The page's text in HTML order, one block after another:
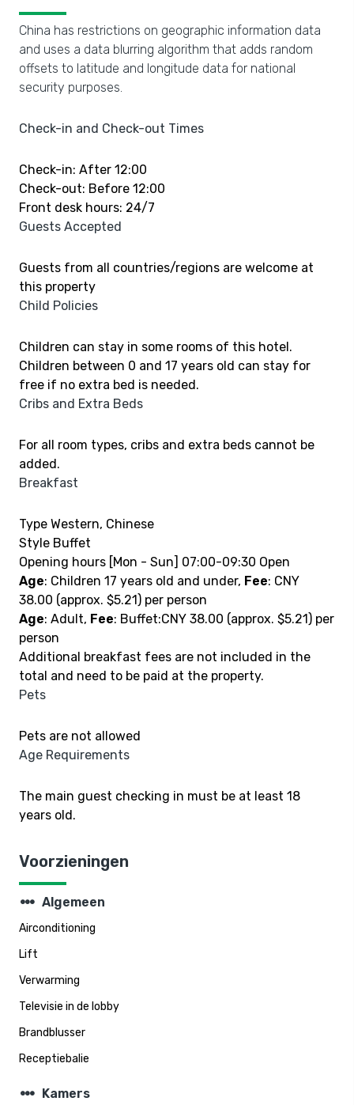
China has restrictions on geographic information data
and uses a data blurring algorithm that adds random
offsets to latitude and longitude data for national
security purposes.
Check-in and Check-out Times
Check-in: After 12:00
Check-out: Before 12:00
Front desk hours: 24/7
Guests Accepted
Guests from all countries/regions are welcome at
this property
Child Policies
Children can stay in some rooms of this hotel.
Children between 0 and 17 years old can stay for
free if no extra bed is needed.
Cribs and Extra Beds
For all room types, cribs and extra beds cannot be
added.
Breakfast
Type Western, Chinese
Style Buffet
Opening hours [Mon - Sun] 07:00-09:30 Open
Age: Children 17 years old and under, Fee: CNY
38.00 (approx. $5.21) per person
Age: Adult, Fee: Buffet:CNY 38.00 (approx. $5.21) per
person
Additional breakfast fees are not included in the
total and need to be paid at the property.
Pets
Pets are not allowed
Age Requirements
The main guest checking in must be at least 18
years old.
Voorzieningen
steppers Algemeen
Airconditioning
Lift
Verwarming
Televisie in de lobby
Brandblusser
Receptiebalie
steppers Kamers